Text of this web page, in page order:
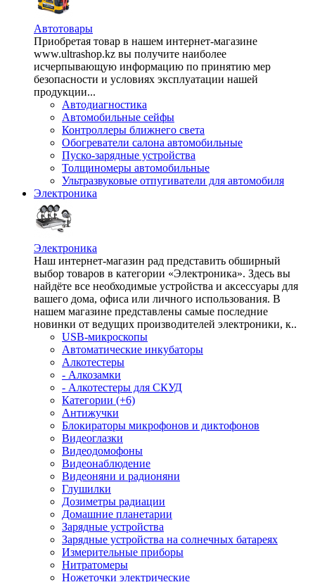
Автотовары
Приобретая товар в нашем интернет-магазине
www.ultrashop.kz вы получите наиболее
исчерпывающую информацию по принятию мер
безопасности и условиях эксплуатации нашей
продукции...
Автодиагностика
Автомобильные сейфы
Контроллеры ближнего света
Обогреватели салона автомобильные
Пуско-зарядные устройства
Толщиномеры автомобильные
Ультразвуковые отпугиватели для автомобиля
Электроника
Электроника
Наш интернет-магазин рад представить обширный
выбор товаров в категории «Электроника». Здесь вы
найдёте все необходимые устройства и аксессуары для
вашего дома, офиса или личного использования. В
нашем магазине представлены самые последние
новинки от ведущих производителей электроники, к..
USB-микроскопы
Автоматические инкубаторы
Алкотестеры
- Алкозамки
- Алкотестеры для СКУД
Категории (+6)
Антижучки
Блокираторы микрофонов и диктофонов
Видеоглазки
Видеодомофоны
Видеонаблюдение
Видеоняни и радионяни
Глушилки
Дозиметры радиации
Домашние планетарии
Зарядные устройства
Зарядные устройства на солнечных батареях
Измерительные приборы
Нитратомеры
Ножеточки электрические